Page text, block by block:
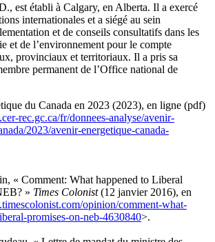
est établi à Calgary, en Alberta. Il a exercé
internationales et a siégé au sein
et de conseils consultatifs dans les
et de l’environnement pour le compte
provinciaux et territoriaux. Il a pris sa
permanent de l’Office national de
du Canada en 2023 (2023), en ligne (pdf)
rec.gc.ca/fr/donnees-analyse/avenir-
2023/avenir-energetique-canada-
« Comment: What happened to Liberal
» Times Colonist(12 janvier 2016), en
opinion/comment-what-
promises-on-neb-4630840>.